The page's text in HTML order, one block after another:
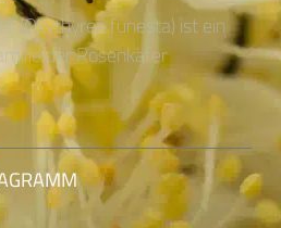
(Oxythyrea funesta) ist ein
der Rosenkäfer